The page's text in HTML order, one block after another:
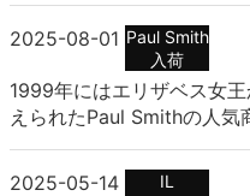
2025-08-01 Paul Smith
入荷
1999年にはエリザベス女
えられたPaul Smithの人気
2025-05-14
IL